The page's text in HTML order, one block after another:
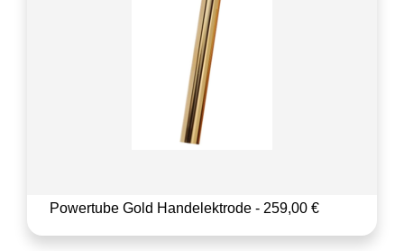
Powertube Gold Handelektrode - 259,00 €